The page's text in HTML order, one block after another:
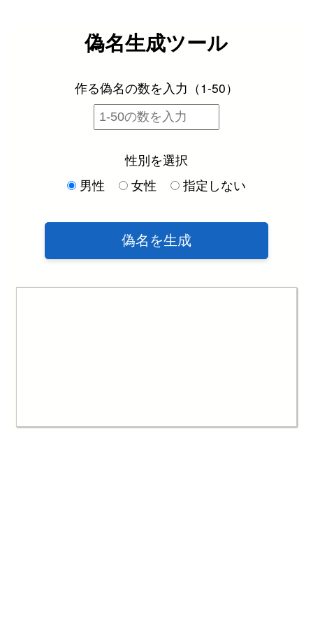
偽名生成ツール
作る偽名の数を入力（1-50）
性別を選択
男性
女性 指定しない
偽名を生成